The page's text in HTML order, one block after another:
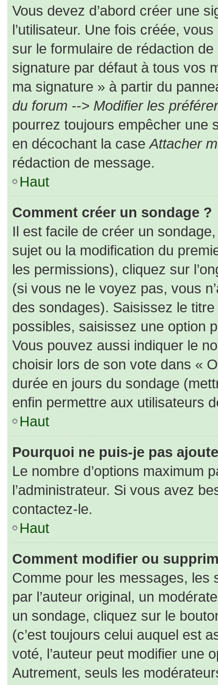
Vous devez d’abord créer une
l’utilisateur. Une fois créée,
sur le formulaire de rédaction
signature par défaut à tous vos
ma signature » à partir du
du forum --> Modifier les
pourrez toujours empêcher une
en décochant la caseAttacher
rédaction de message.
Haut
Comment créer un sondage ?
Il est facile de créer un
sujet ou la modification du
les permissions), cliquez sur
(si vous ne le voyez pas, vous
des sondages). Saisissez le
possibles, saisissez une option
Vous pouvez aussi indiquer le
choisir lors de son vote dans «
durée en jours du sondage
enfin permettre aux utilisateurs
Haut
Pourquoi ne puis-je pas
Le nombre d’options maximum
l’administrateur. Si vous avez
contactez-le.
Haut
Comment modifier ou
Comme pour les messages, les
par l’auteur original, un
un sondage, cliquez sur le
(c’est toujours celui auquel est
voté, l’auteur peut modifier une
Autrement, seuls les